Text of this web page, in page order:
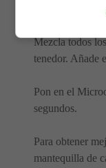
cacahuete
Mezcla todos
tenedor. Añade
Pon en el
segundos.
Para obtener
mantequilla de